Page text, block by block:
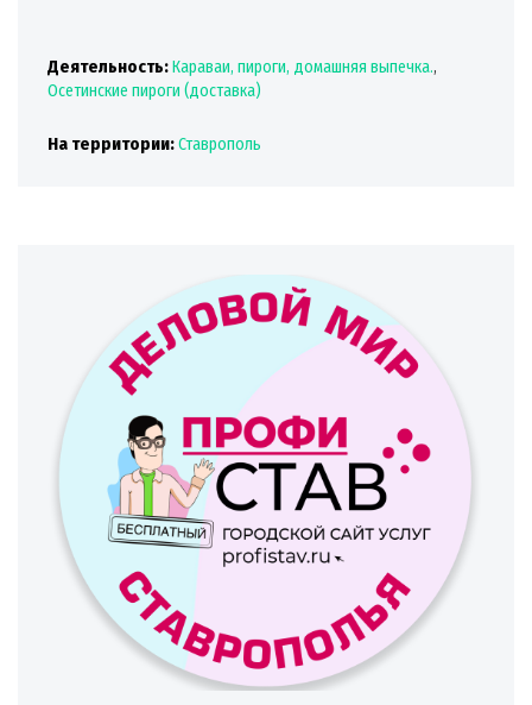
Деятельность:Караваи, пироги, домашняя выпечка.,
Осетинские пироги (доставка)
На территории:Ставрополь